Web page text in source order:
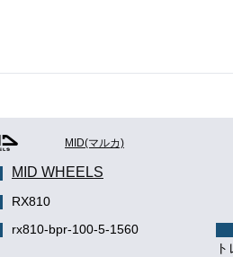
MID(マルカ)
MID WHEELS
RX810
rx810-bpr-100-5-1560